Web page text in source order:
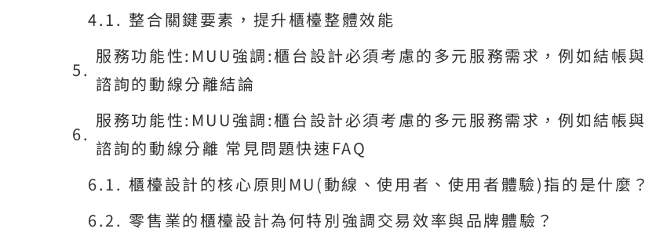
整合關鍵要素，提升櫃檯整體效能
服務功能性:MUU強調:櫃台設計必須考慮的多元服務需求，例如結帳與
諮詢的動線分離結論
服務功能性:MUU強調:櫃台設計必須考慮的多元服務需求，例如結帳與
諮詢的動線分離 常見問題快速FAQ
櫃檯設計的核心原則MU(動線、使用者、使用者體驗)指的是什麼？
零售業的櫃檯設計為何特別強調交易效率與品牌體驗？